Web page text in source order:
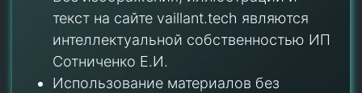
текст на сайте vaillant.tech являются
интеллектуальной собственностью ИП
Сотниченко Е.И.
Использование материалов без